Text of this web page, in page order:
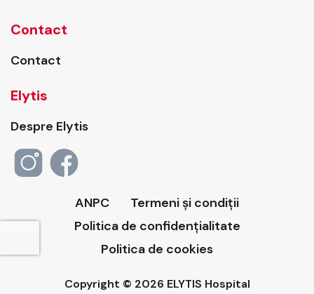
Contact
Contact
Elytis
Despre Elytis
ANPC
Termeni și condiții
Politica de confidențialitate
Politica de cookies
Copyright © 2026 ELYTIS Hospital